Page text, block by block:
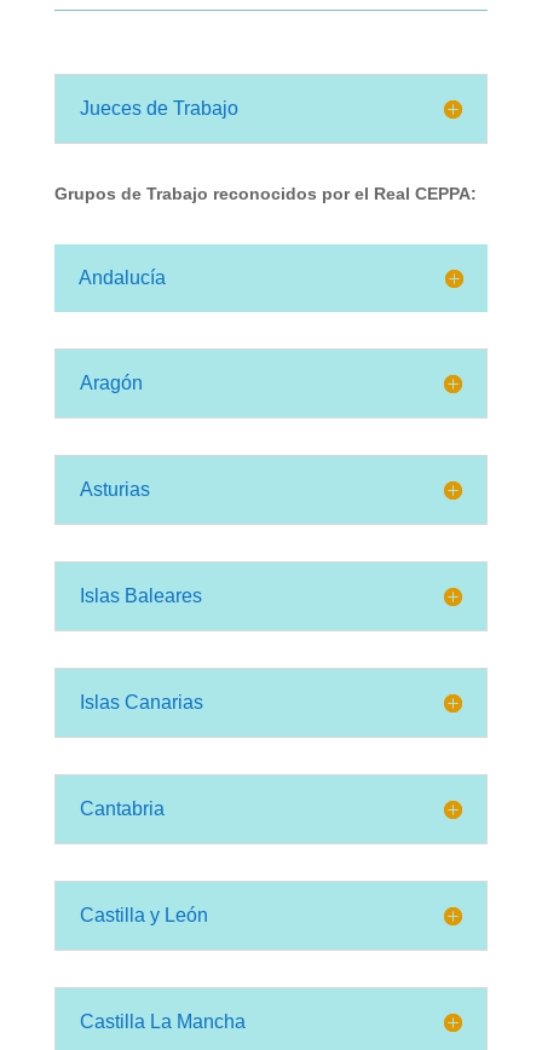
Jueces de Trabajo
Grupos de Trabajo reconocidos por el Real CEPPA:
Andalucía
Aragón
Asturias
Islas Baleares
Islas Canarias
Cantabria
Castilla y León
Castilla La Mancha